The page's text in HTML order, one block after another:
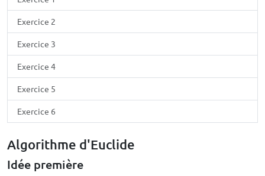
Exercice 2
Exercice 3
Exercice 4
Exercice 5
Exercice 6
Algorithme d'Euclide
Idée première